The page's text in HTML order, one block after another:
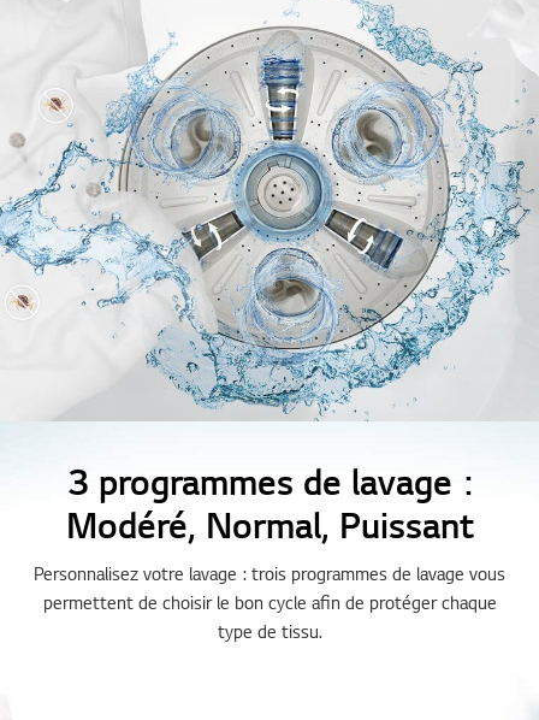
3 programmes de lavage :
Modéré, Normal, Puissant
Personnalisez votre lavage : trois programmes de lavage vous
permettent de choisir le bon cycle afin de protéger chaque
type de tissu.